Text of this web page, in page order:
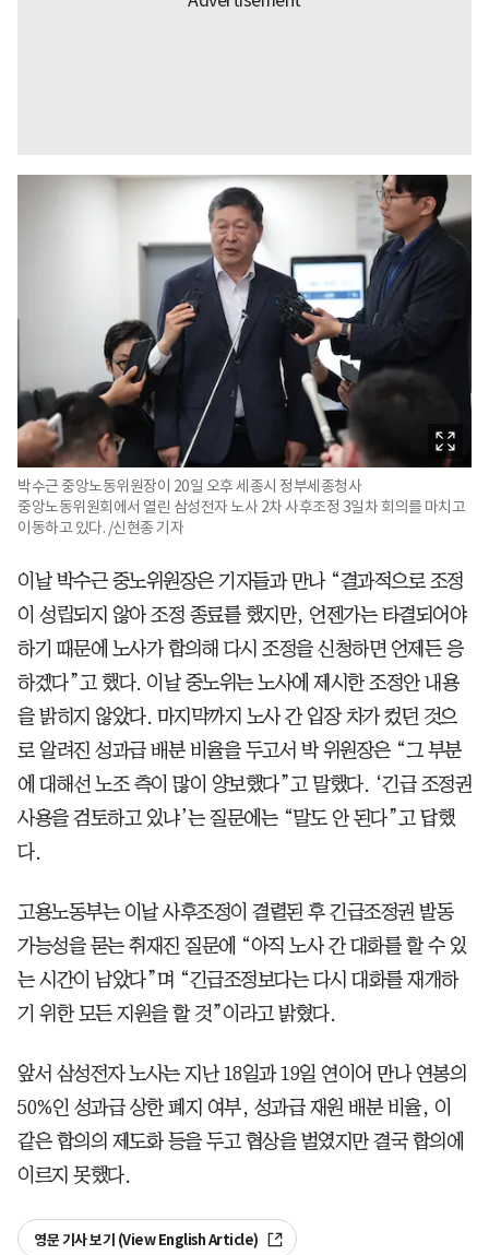
박수근 중앙노동위원장이 20일 오후 세종시 정부세종청사
중앙노동위원회에서 열린 삼성전자 노사 2차 사후조정 3일차 회의를 마치고
이동하고 있다. /신현종 기자
이날 박수근 중노위원장은 기자들과 만나 “결과적으로 조정
이 성립되지 않아 조정 종료를 했지만, 언젠가는 타결되어야
하기 때문에 노사가 합의해 다시 조정을 신청하면 언제든 응
하겠다”고 했다. 이날 중노위는 노사에 제시한 조정안 내용
을 밝히지 않았다. 마지막까지 노사 간 입장 차가 컸던 것으
로 알려진 성과급 배분 비율을 두고서 박 위원장은 “그 부분
에 대해선 노조 측이 많이 양보했다”고 말했다. ‘긴급 조정권
사용을 검토하고 있냐’는 질문에는 “말도 안 된다”고 답했
다.
고용노동부는 이날 사후조정이 결렬된 후 긴급조정권 발동
가능성을 묻는 취재진 질문에 “아직 노사 간 대화를 할 수 있
는 시간이 남았다”며 “긴급조정보다는 다시 대화를 재개하
기 위한 모든 지원을 할 것”이라고 밝혔다.
앞서 삼성전자 노사는 지난 18일과 19일 연이어 만나 연봉의
50%인 성과급 상한 폐지 여부, 성과급 재원 배분 비율, 이
같은 합의의 제도화 등을 두고 협상을 벌였지만 결국 합의에
이르지 못했다.
영문 기사 보기 (View English Article)